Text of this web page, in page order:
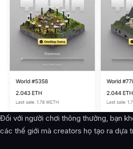
Đối với người chơi thông thường, bạn
các thế giới mà creators họ tạo ra dựa